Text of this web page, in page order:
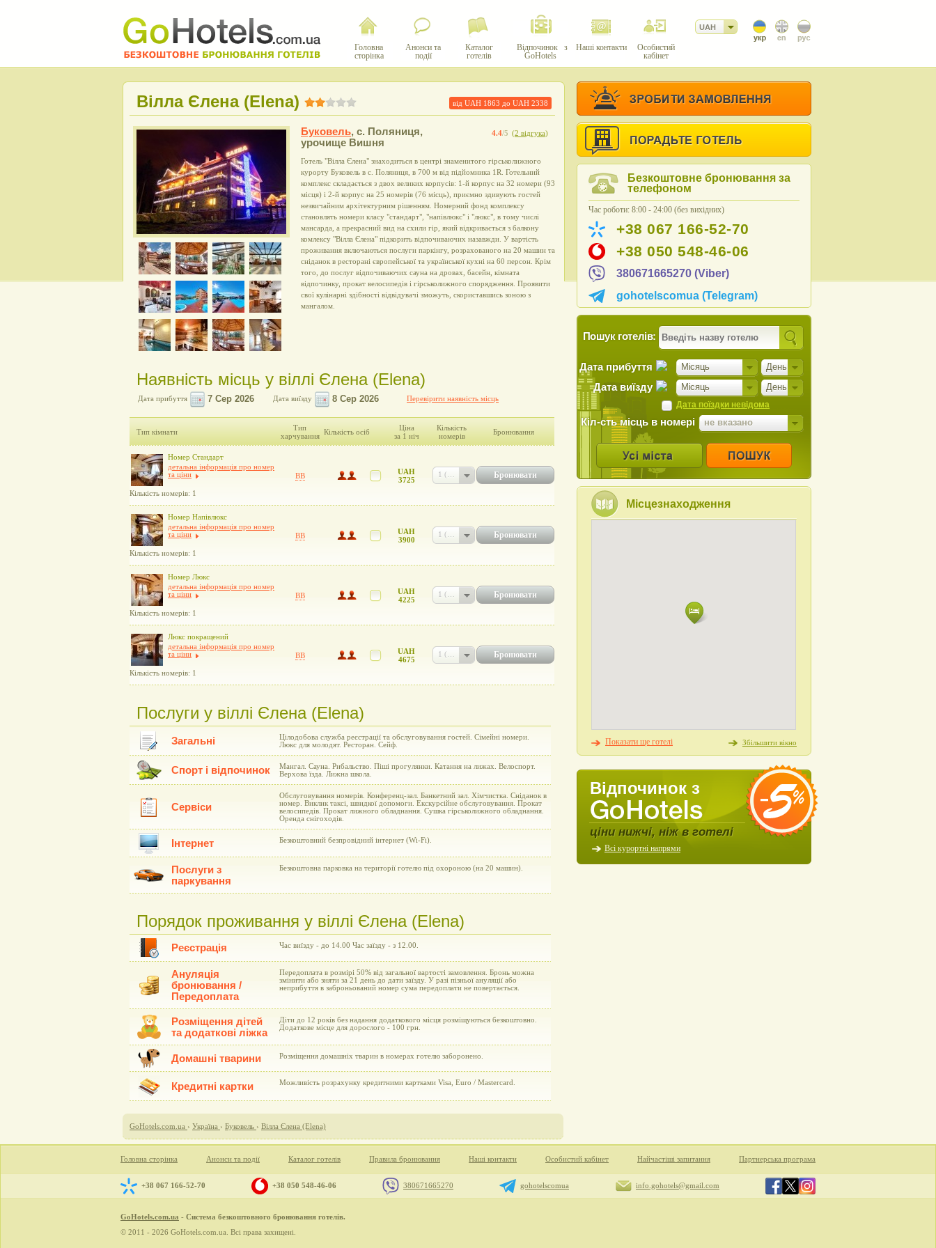
Головна
сторінка
Анонси та
події
Каталог
готелів
Відпочинок з
GoHotels
Наші контакти
Особистий
кабінет
UAH
від UAH 1863 до UAH2338
Вілла Єлена (Elena)
4.4/5 (2 відгука)
Буковель, с. Поляниця,
урочище Вишня
Готель "Вілла Єлена" знаходиться в центрі знаменитого гірськолижного
курорту Буковель в с. Поляниця, в 700 м від підйомника 1R. Готельний
комплекс складається з двох великих корпусів: 1-й корпус на 32 номери (93
місця) і 2-й корпус на 25 номерів (76 місць), приємно здивують гостей
незвичайним архітектурним рішенням. Номерний фонд комплексу
становлять номери класу "стандарт", "напівлюкс" і "люкс", в тому числі
мансарда, а прекрасний вид на схили гір, який відкривається з балкону
комлексу "Вілла Єлена" підкорить відпочиваючих назавжди. У вартість
проживання включаються послуги паркінгу, розрахованого на 20 машин та
сніданок в ресторані європейської та української кухні на 60 персон. Крім
того, до послуг відпочиваючих сауна на дровах, басейн, кімната
відпочинку, прокат велосипедів і гірськолижного спорядження. Проявити
свої кулінарні здібності відвідувачі зможуть, скориставшись зоною з
мангалом.
Наявність місць у віллі Єлена (Elena)
Дата прибуття Дата виїзду Перевірити наявність місць
Тип кімнати
Тип
харчування Кількість осіб
Ціна
за 1 ніч
Кількість
номерів
Бронювання
Номер Стандарт
детальна інформація про номер
та ціни
Кількість номерів: 1
BB
UAH
3725
Бронювати
Номер Напівлюкс
детальна інформація про номер
та ціни
Кількість номерів: 1
BB
UAH
3900
Бронювати
Номер Люкс
детальна інформація про номер
та ціни
Кількість номерів: 1
BB
UAH
4225
Бронювати
Люкс покращений
детальна інформація про номер
та ціни
Кількість номерів: 1
BB
UAH
4675
Бронювати
Послуги у віллі Єлена (Elena)
Загальні
Цілодобова служба реєстрації та обслуговування гостей. Сімейні номери.
Люкс для молодят. Ресторан. Сейф.
Спорт і відпочинок
Мангал. Сауна. Рибальство. Піші прогулянки. Катання на лижах. Велоспорт.
Верхова їзда. Лижна школа.
Сервіси
Обслуговування номерів. Конференц-зал. Банкетний зал. Хімчистка. Сніданок в
номер. Виклик таксі, швидкої допомоги. Екскурсійне обслуговування. Прокат
велосипедів. Прокат лижного обладнання. Сушка гірськолижного обладнання.
Оренда снігоходів.
Інтернет Безкоштовний безпровідний інтернет (Wi-Fi).
Послуги з
паркування
Безкоштовна парковка на території готелю під охороною (на 20 машин).
Порядок проживання у віллі Єлена (Elena)
Реєстрація Час виїзду - до 14.00 Час заїзду - з 12.00.
Ануляція
бронювання /
Передоплата
Передоплата в розмірі 50% від загальної вартості замовлення. Бронь можна
змінити або зняти за 21 день до дати заїзду. У разі пізньої ануляції або
неприбуття в заброньований номер сума передоплати не повертається.
Розміщення дітей
та додаткові ліжка
Діти до 12 років без надання додаткового місця розміщуються безкоштовно.
Додаткове місце для дорослого - 100 грн.
Домашні тварини Розміщення домашніх тварин в номерах готелю заборонено.
Кредитні картки Можливість розрахунку кредитними картками Visa, Euro / Mastercard.
GoHotels.com.ua › Україна › Буковель › Вілла Єлена (Elena)
Безкоштовне бронювання за
телефоном
Час роботи: 8:00 - 24:00 (без вихідних)
+38 067 166-52-70
+38 050 548-46-06
380671665270 (Viber)
gohotelscomua (Telegram)
Пошук готелів:
Місяць День
Дата прибуття
Місяць День
Дата виїзду
Дата поїздки невідома
Кіл-сть місць в номері не вказано
Місцезнаходження
Показати ще готелі Збільшити вікно
Відпочинок з
ціни нижчі, ніж в готелі
Всі курортні напрями
Головна сторінка Анонси та події Каталог готелів Правила бронювання Наші контакти Особистий кабінет Найчастіші запитання Партнерська програма
+38 067 166-52-70 +38 050 548-46-06 380671665270 gohotelscomua info.gohotels@gmail.com
GoHotels.com.ua - Система безкоштовного бронювання готелів.
© 2011 - 2026 GoHotels.com.ua. Всі права захищені.